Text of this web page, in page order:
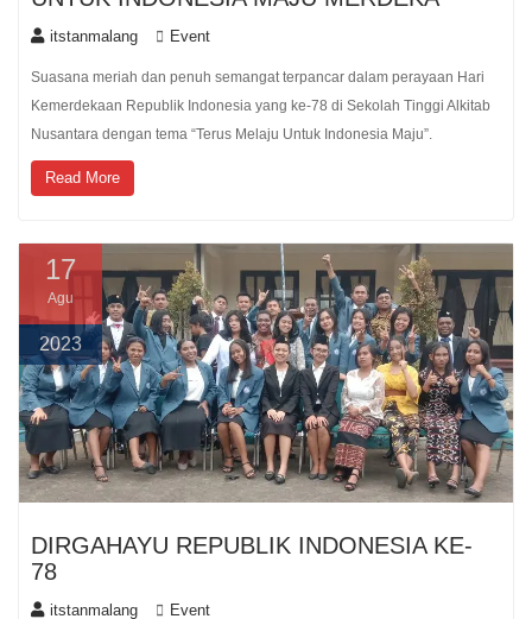
itstanmalang Event
Suasana meriah dan penuh semangat terpancar dalam perayaan Hari
Kemerdekaan Republik Indonesia yang ke-78 di Sekolah Tinggi Alkitab
Nusantara dengan tema “Terus Melaju Untuk Indonesia Maju”.
Read More
17
Agu
2023
DIRGAHAYU REPUBLIK INDONESIA KE-
78
itstanmalang Event